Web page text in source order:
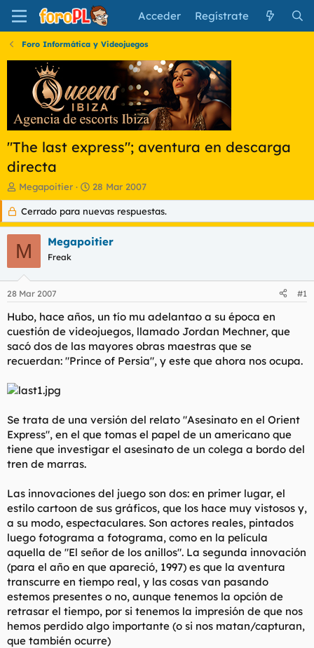
Acceder Regístrate
Foro Informática y Videojuegos
"The last express"; aventura en descarga
directa
I
n
c
i
a
d
o
d
e
t
e
m
Megapoitier
F
e
c
h
a
d
i
i
o
28 Mar 2007
Cerrado para nuevas respuestas.
M Megapoitier
Freak
28 Mar 2007 #1
Hubo, hace años, un tío mu adelantao a su época en
cuestión de videojuegos, llamado Jordan Mechner, que
sacó dos de las mayores obras maestras que se
recuerdan: "Prince of Persia", y este que ahora nos ocupa.
Se trata de una versión del relato "Asesinato en el Orient
Express", en el que tomas el papel de un americano que
tiene que investigar el asesinato de un colega a bordo del
tren de marras.
Las innovaciones del juego son dos: en primer lugar, el
estilo cartoon de sus gráficos, que los hace muy vistosos y,
a su modo, espectaculares. Son actores reales, pintados
luego fotograma a fotograma, como en la película
aquella de "El señor de los anillos". La segunda innovación
(para el año en que apareció, 1997) es que la aventura
transcurre en tiempo real, y las cosas van pasando
estemos presentes o no, aunque tenemos la opción de
retrasar el tiempo, por si tenemos la impresión de que nos
hemos perdido algo importante (o si nos matan/capturan,
que también ocurre)